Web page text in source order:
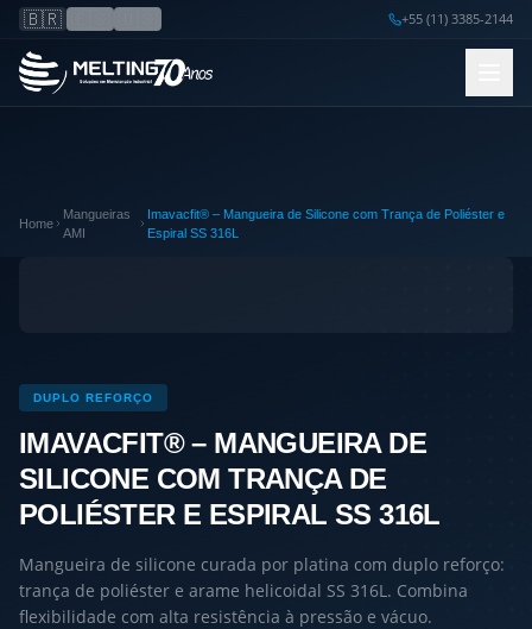
🇧🇷 +55 (11) 3385-2144
Home
Mangueiras
AMI
Imavacfit® – Mangueira de Silicone com Trança de Poliéster e
Espiral SS 316L
DUPLO REFORÇO
IMAVACFIT® – MANGUEIRA DE
SILICONE COM TRANÇA DE
POLIÉSTER E ESPIRAL SS 316L
Mangueira de silicone curada por platina com duplo reforço:
trança de poliéster e arame helicoidal SS 316L. Combina
flexibilidade com alta resistência à pressão e vácuo.